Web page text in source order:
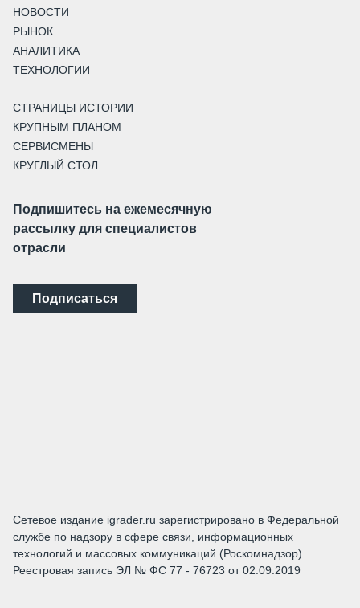
НОВОСТИ
РЫНОК
АНАЛИТИКА
ТЕХНОЛОГИИ
СТРАНИЦЫ ИСТОРИИ
КРУПНЫМ ПЛАНОМ
СЕРВИСМЕНЫ
КРУГЛЫЙ СТОЛ
Подпишитесь на ежемесячную
рассылку для специалистов
отрасли
Подписаться
Сетевое издание igrader.ru зарегистрировано в Федеральной
службе по надзору в сфере связи, информационных
технологий и массовых коммуникаций (Роскомнадзор).
Реестровая запись ЭЛ № ФС 77 - 76723 от 02.09.2019